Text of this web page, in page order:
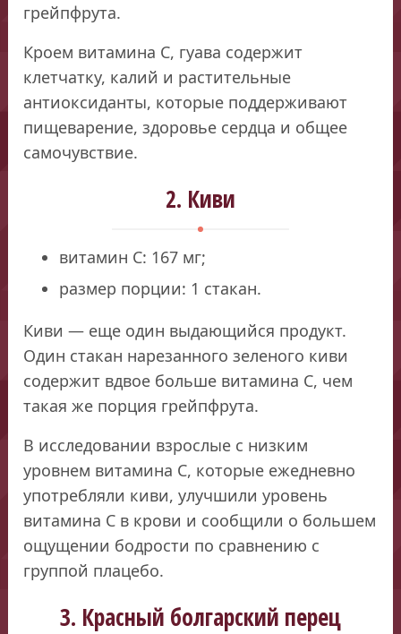
грейпфрута.
Кроем витамина С, гуава содержит
клетчатку, калий и растительные
антиоксиданты, которые поддерживают
пищеварение, здоровье сердца и общее
самочувствие.
2. Киви
витамин С: 167 мг;
размер порции: 1 стакан.
Киви — еще один выдающийся продукт.
Один стакан нарезанного зеленого киви
содержит вдвое больше витамина С, чем
такая же порция грейпфрута.
В исследовании взрослые с низким
уровнем витамина С, которые ежедневно
употребляли киви, улучшили уровень
витамина С в крови и сообщили о большем
ощущении бодрости по сравнению с
группой плацебо.
3. Красный болгарский перец